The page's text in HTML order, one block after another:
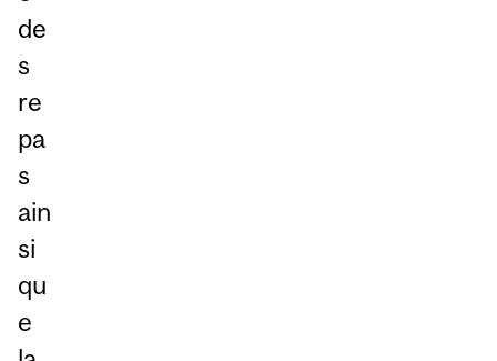
de
s
re
pa
s
ain
si
qu
e